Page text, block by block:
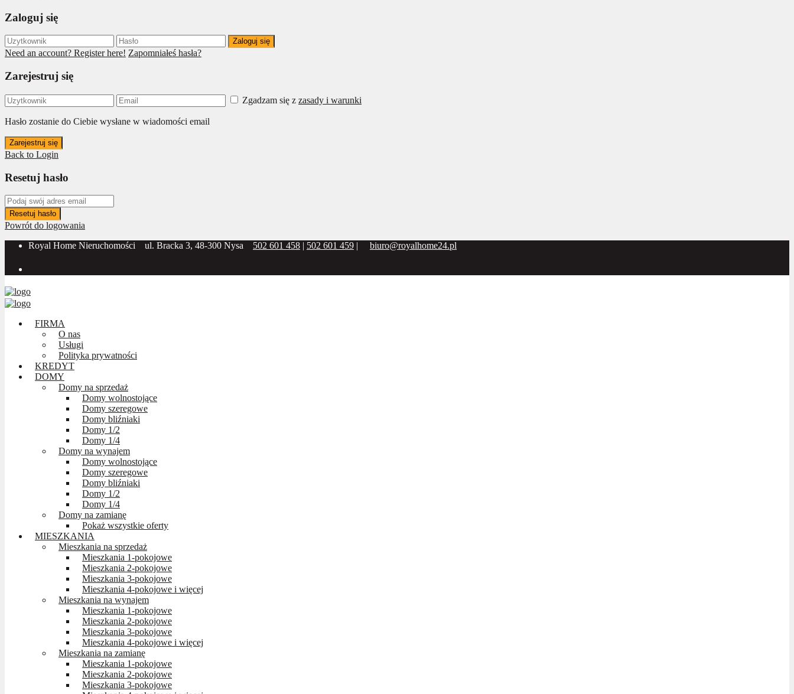
Zaloguj się
Zaloguj się
Need an account? Register here! Zapomniałeś hasła?
Zarejestruj się
Zgadzam się z zasady i warunki
Hasło zostanie do Ciebie wysłane w wiadomości email
Zarejestruj się
Back to Login
Resetuj hasło
Resetuj hasło
Powrót do logowania
Royal Home Nieruchomości
ul. Bracka 3, 48-300 Nysa 502 601 458 | 502 601 459 | biuro@royalhome24.pl
FIRMA
O nas
Usługi
Polityka prywatności
KREDYT
DOMY
Domy na sprzedaż
Domy wolnostojące
Domy szeregowe
Domy bliźniaki
Domy 1/2
Domy 1/4
Domy na wynajem
Domy wolnostojące
Domy szeregowe
Domy bliźniaki
Domy 1/2
Domy 1/4
Domy na zamianę
Pokaż wszystkie oferty
MIESZKANIA
Mieszkania na sprzedaż
Mieszkania 1-pokojowe
Mieszkania 2-pokojowe
Mieszkania 3-pokojowe
Mieszkania 4-pokojowe i więcej
Mieszkania na wynajem
Mieszkania 1-pokojowe
Mieszkania 2-pokojowe
Mieszkania 3-pokojowe
Mieszkania 4-pokojowe i więcej
Mieszkania na zamianę
Mieszkania 1-pokojowe
Mieszkania 2-pokojowe
Mieszkania 3-pokojowe